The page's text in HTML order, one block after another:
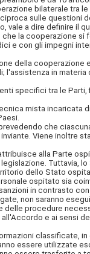
bilaterale tra
sulle questioni
a dire definire il
la cooperazione
e con gli impegni
della cooperazione
l'assistenza in
specifici tra le Parti,
mista incaricata
che
Viene inoltre
alla Parte
Tuttavia,
dello Stato
ospitato sia
in contrasto
non saranno
procedure
e ai sensi
classificate,
essere utilizzate